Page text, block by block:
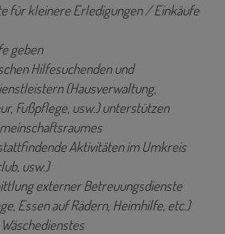
für kleinere Erledigungen / Einkäufe
geben
Hilfesuchenden und
(Hausverwaltung,
Fußpflege, usw.) unterstützen
Aktivitäten im Umkreis
usw.)
externer Betreuungsdienste
Essen auf Rädern, Heimhilfe, etc.)